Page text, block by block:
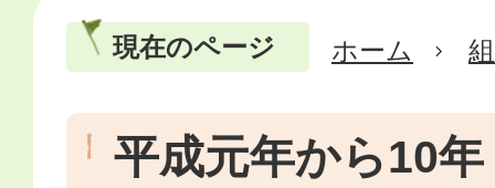
現在のページ ホーム
平成元年から10年